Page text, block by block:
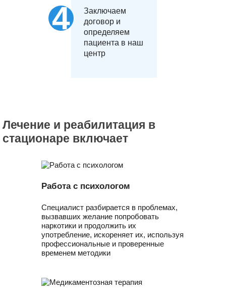
Заключаем
договор и
определяем
пациента в наш
центр
Лечение и реабилитация в
стационаре включает
Работа с психологом
Специалист разбирается в проблемах,
вызвавших желание попробовать
наркотики и продолжить их
употребление, искореняет их, используя
профессиональные и проверенные
временем методики